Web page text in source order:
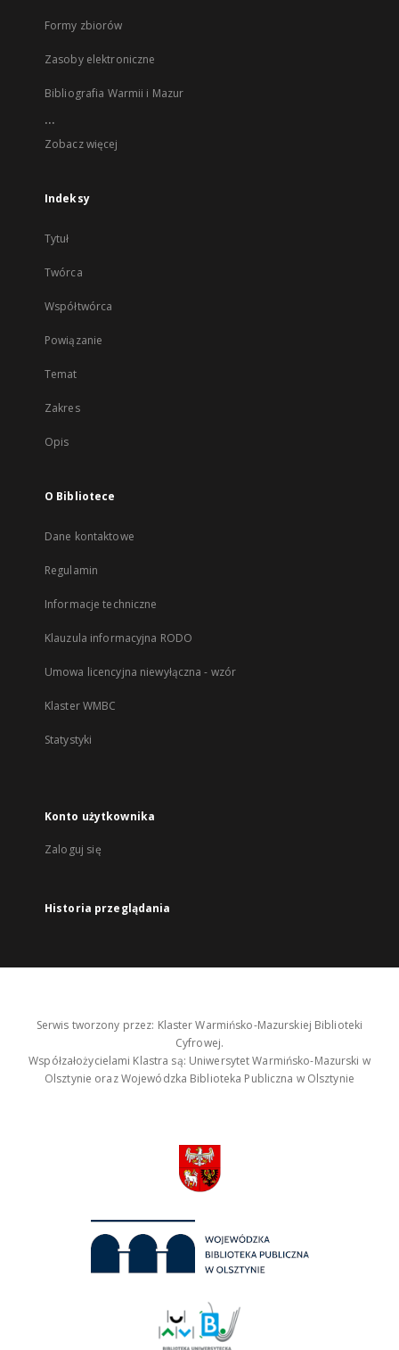
Formy zbiorów
Zasoby elektroniczne
Bibliografia Warmii i Mazur
...
Zobacz więcej
Indeksy
Tytuł
Twórca
Współtwórca
Powiązanie
Temat
Zakres
Opis
O Bibliotece
Dane kontaktowe
Regulamin
Informacje techniczne
Klauzula informacyjna RODO
Umowa licencyjna niewyłączna - wzór
Klaster WMBC
Statystyki
Konto użytkownika
Zaloguj się
Historia przeglądania
Serwis tworzony przez: Klaster Warmińsko-Mazurskiej Biblioteki
Cyfrowej.
Współzałożycielami Klastra są: Uniwersytet Warmińsko-Mazurski w
Olsztynie oraz Wojewódzka Biblioteka Publiczna w Olsztynie